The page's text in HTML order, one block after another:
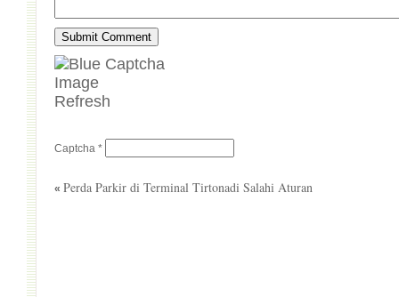
Refresh
Captcha *
« Perda Parkir di Terminal Tirtonadi Salahi Aturan